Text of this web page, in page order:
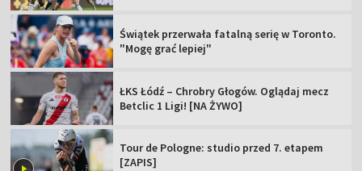
Świątek przerwała fatalną serię w Toronto.
"Mogę grać lepiej"
ŁKS Łódź – Chrobry Głogów. Oglądaj mecz
Betclic 1 Ligi! [NA ŻYWO]
Tour de Pologne: studio przed 7. etapem
[ZAPIS]